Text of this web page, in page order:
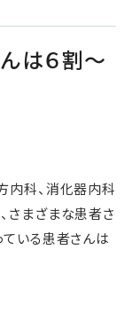
は６割〜
内科、消化器内科
さまざまな患者さ
ている患者さんは